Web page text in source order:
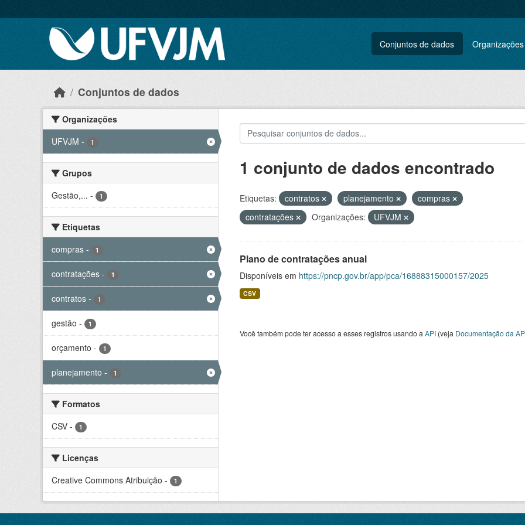
Conjuntos de dados Organizações
Conjuntos de dados
Organizações
UFVJM - 1
Grupos
Gestão,... - 1
Etiquetas
compras - 1
contratações - 1
contratos - 1
gestão - 1
orçamento - 1
planejamento - 1
Formatos
CSV - 1
Licenças
Creative Commons Atribuição - 1
1 conjunto de dados encontrado
Etiquetas: contratos planejamento
compras
contratações
Organizações: UFVJM
Plano de contratações anual
Disponíveis em https://pncp.gov.br/app/pca/16888315000157/2025
CSV
Você também pode ter acesso a esses registros usando a API(veja Documentação da